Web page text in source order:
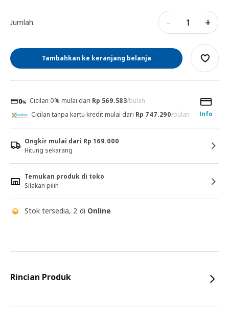
Jumlah: - +
Tambahkan ke keranjang belanja
Cicilan 0% mulai dari Rp 569.583/bulan
Info
Cicilan tanpa kartu kredit mulai dari Rp 747.290/bulan
Ongkir mulai dari Rp 169.000
Hitung sekarang
Temukan produk di toko
Silakan pilih
Stok tersedia, 2 di Online
Rincian Produk